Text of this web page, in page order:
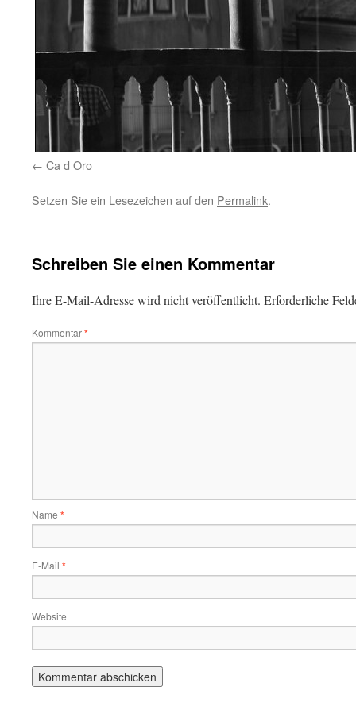
Ca d Oro
Setzen Sie ein Lesezeichen auf den Permalink.
Schreiben Sie einen Kommentar
Ihre E-Mail-Adresse wird nicht veröffentlicht. Erforderliche
Kommentar*
Name *
E-Mail *
Website